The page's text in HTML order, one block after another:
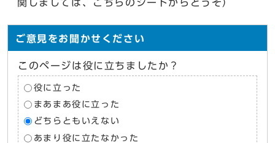
関しましては、こちらのシートからどうぞ）
ご意見をお聞かせください
このページは役に立ちましたか？
役に立った
まあまあ役に立った
どちらともいえない
あまり役に立たなかった